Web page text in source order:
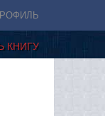
КНИГУ